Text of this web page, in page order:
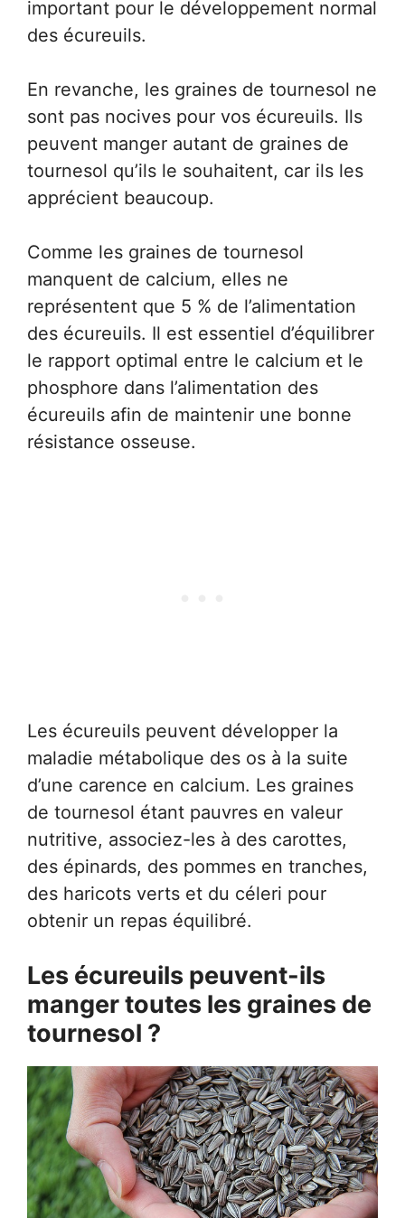
important pour le développement normal
des écureuils.
En revanche, les graines de tournesol ne
sont pas nocives pour vos écureuils. Ils
peuvent manger autant de graines de
tournesol qu’ils le souhaitent, car ils les
apprécient beaucoup.
Comme les graines de tournesol
manquent de calcium, elles ne
représentent que 5 % de l’alimentation
des écureuils. Il est essentiel d’équilibrer
le rapport optimal entre le calcium et le
phosphore dans l’alimentation des
écureuils afin de maintenir une bonne
résistance osseuse.
Les écureuils peuvent développer la
maladie métabolique des os à la suite
d’une carence en calcium. Les graines
de tournesol étant pauvres en valeur
nutritive, associez-les à des carottes,
des épinards, des pommes en tranches,
des haricots verts et du céleri pour
obtenir un repas équilibré.
Les écureuils peuvent-ils
manger toutes les graines de
tournesol ?